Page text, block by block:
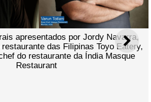
apresentados por Jordy Navarra,
das Filipinas Toyo Eatery,
do restaurante da Índia Masque
Restaurant